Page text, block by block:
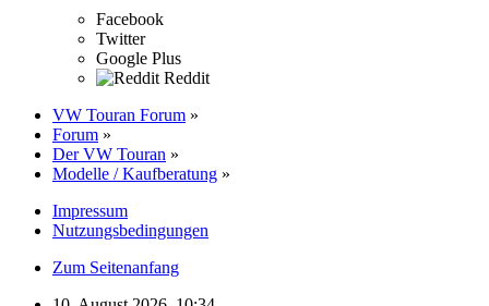
Facebook
Twitter
Google Plus
Reddit
VW Touran Forum »
Forum »
Der VW Touran »
Modelle / Kaufberatung »
Impressum
Nutzungsbedingungen
Zum Seitenanfang